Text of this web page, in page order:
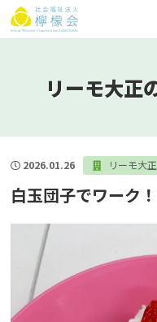
リーモ大正
2026.01.26 リーモ大正
白玉団子でワーク